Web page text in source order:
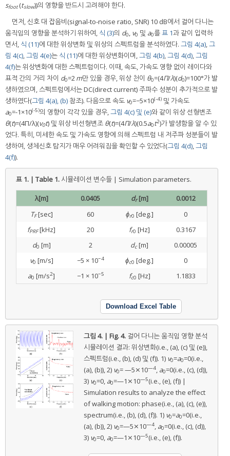
sfoot(tslow))의 영향을 반드시 고려해야 한다.
먼저, 신호 대 잡음비(signal-to-noise ratio, SNR) 10 dB에서 걸어 다니는
움직임의 영향을 분석하기 위하여, 식 (3)의 d0, v0 및 a0를표 1과 같이 입력하
면서, 식 (11)에 대한 위상변화 및 위상의 스펙트럼을 분석하였다. 그림 4(a),그
림 4(c),그림 4(e)는 식 (11)에 대한 위상변화이며,그림 4(b),그림 4(d),그림
4(f)는 위상변화에 대한 스펙트럼이다. 이때, 속도, 가속도 영향 없이 레이다와
표적 간의 거리 차이 d0=2m만 있을 경우, 위상 천이 θ0=(4Π/λ)(d0)=100°가 발
생하였으며, 스펙트럼에서는 DC(direct current) 주파수 성분이 추가적으로 발
생하였다(그림 4(a), (b) 참조). 다음으로 속도 v0=−5×10(-4) 및 가속도
a0=-1×10(-5)의 영향이 각각 있을 경우,그림 4(c) 및 (e)와 같이 위상 선형변조
θ(t)=(4Π/λ)(v0t) 및 위상 비선형변조 θ(t)=(4Π/λ)(0.5a0t2)가 발생함을 알 수 있
었다. 특히, 미세한 속도 및 가속도 영향에 의해 스펙트럼 내 저주파 성분들이 발
생하여, 생체신호 탐지가 매우 어려워짐을 확인할 수 있었다(그림 4(d),그림
4(f)).
표 1. | Table 1. 시뮬레이션 변수들 | Simulation parameters.
λ[m] 0.0405 dr[m]
0.0012
TF[sec] 60 ϕr0 [deg.]
0
fPRF[kHz] 20 fr0 [Hz]
0.3167
d0 [m] 2 dc[m]
0.00005
v0 [m/s] −5 × 10−4 ϕc0 [deg.]
0
a0 [m/s2] −1 × 10−5 fc0 [Hz] 1.1833
Download Excel Table
그림 4. | Fig. 4. 걸어 다니는 움직임 영향 분석
시뮬레이션 결과: 위상변화(i.e., (a), (c) 및 (e)),
스펙트럼(i.e., (b), (d) 및 (f)). 1) v0=a0=0(i.e.,
(a), (b)), 2) v0= —5⨯10—4, a0=0(i.e., (c), (d)),
3) v0=0, a0=—1⨯10—5(i.e., (e), (f)) |
Simulation results to analyze the effect
of walking motion: phase(i.e., (a), (c), (e)),
spectrum(i.e., (b), (d), (f)). 1) v0=a0=0(i.e.,
(a), (b)), 2) v0=—5⨯10—4, a0=0(i.e., (c), (d)),
3) v0=0, a0=—1⨯10—5(i.e., (e), (f)).